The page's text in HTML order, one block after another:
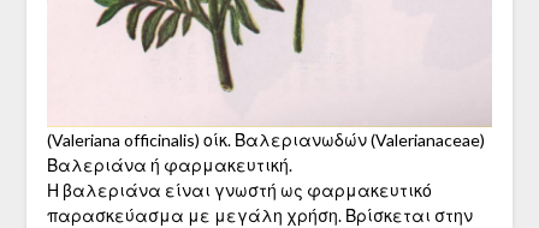
(Valeriana officinalis) οίκ. Βαλεριανωδών (Valerianaceae)
Βαλεριάνα ή φαρμακευτική.
Η βαλεριάνα είναι γνωστή ως φαρμακευτικό
παρασκεύασμα με μεγάλη χρήση. Βρίσκεται στην